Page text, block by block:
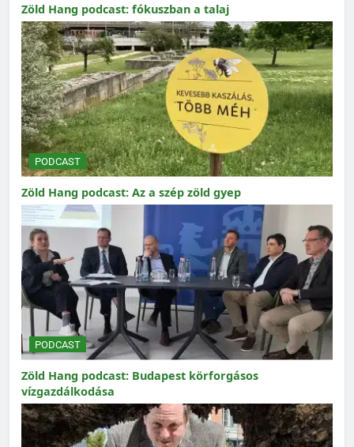
Zöld Hang podcast: fókuszban a talaj
PODCAST
Zöld Hang podcast: Az a szép zöld gyep
PODCAST
Zöld Hang podcast: Budapest körforgásos
vízgazdálkodása